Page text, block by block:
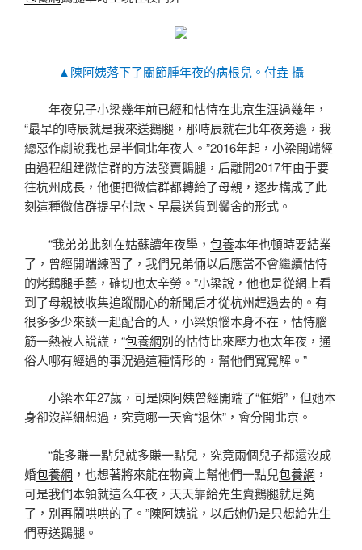
▲陳阿姨落下了關節腫年夜的病根兒。付垚 攝
年夜兒子小梁幾年前已經和怙恃在北京生涯過幾年，
“最早的時辰就是我來送鵝腿，那時辰就在北年夜旁邊，我
總惡作劇說我也是半個北年夜人。”2016年起，小梁開端經
由過程組建微信群的方法發賣鵝腿，后離開2017年由于要
往杭州成長，他便把微信群都轉給了母親，逐步構成了此
刻這種微信群提早付款、早晨送貨到黌舍的形式。
“我弟弟此刻在姑蘇讀年夜學， 包養本年也頓時要結業
了，曾經開端練習了，我們兄弟倆以后應當不會繼續怙恃
的烤鵝腿手藝，確切也太辛勞。”小梁說，他也是從網上看
到了母親被收集追蹤關心的新聞后才從杭州趕過去的。有
很多多少來談一起配合的人，小梁煩惱本身不在，怙恃腦
筋一熱被人說謊，“包養網別的怙恃比來壓力也太年夜，通
俗人哪有經過的事況過這種情形的，幫他們寬寬解。”
小梁本年27歲，可是陳阿姨曾經開端了“催婚”，但她本
身卻沒詳細想過，究竟哪一天會“退休”，會分開北京。
“能多賺一點兒就多賺一點兒，究竟兩個兒子都還沒成
婚包養網 ，也想著將來能在物資上幫他們一點兒包養網 ，
可是我們本領就這么年夜，天天靠給先生賣鵝腿就足夠
了，別再鬧哄哄的了。”陳阿姨說，以后她仍是只想給先生
們專送鵝腿。